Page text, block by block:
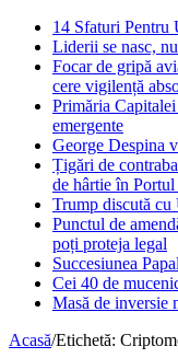
14 Sfaturi Pentru
Liderii se nasc,
Focar de gripă
cere vigilență
Primăria
emergente
George Despina
Țigări de
de hârtie în Portul
Trump discută
Punctul de
poți proteja legal
Succesiunea
Cei 40 de
Masă de inversie
Acasă/Etichetă: